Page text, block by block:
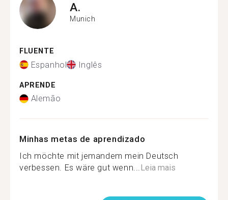
A.
Munich
FLUENTE
Espanhol Inglês
APRENDE
Alemão
Minhas metas de aprendizado
Ich möchte mit jemandem mein Deutsch
verbessen. Es wäre gut wenn...Leia mais